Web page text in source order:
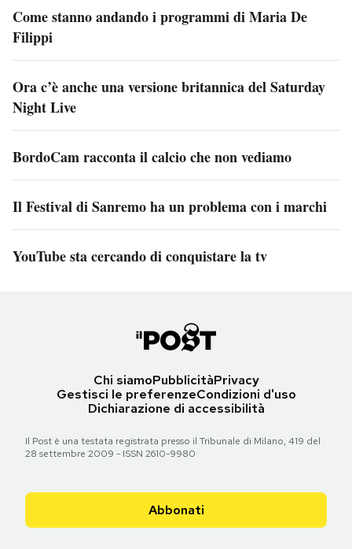
Come stanno andando i programmi di Maria De
Filippi
Ora c’è anche una versione britannica del Saturday
Night Live
BordoCam racconta il calcio che non vediamo
Il Festival di Sanremo ha un problema con i marchi
YouTube sta cercando di conquistare la tv
Chi siamoPubblicitàPrivacy
Gestisci le preferenzeCondizioni d'uso
Dichiarazione di accessibilità
Il Post è una testata registrata presso il Tribunale di Milano, 419 del
28 settembre 2009 - ISSN 2610-9980
Abbonati